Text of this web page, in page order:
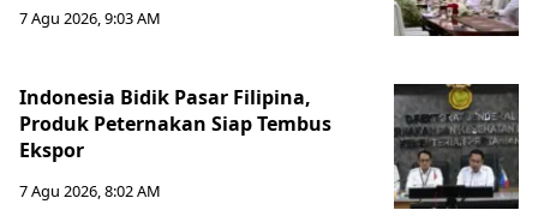
7 Agu 2026, 9:03 AM
Indonesia Bidik Pasar Filipina,
Produk Peternakan Siap Tembus
Ekspor
7 Agu 2026, 8:02 AM